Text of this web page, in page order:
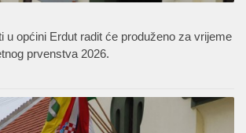
u općini Erdut radit će produženo za vrijeme
prvenstva 2026.